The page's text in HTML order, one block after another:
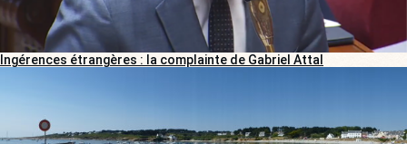
Ingérences étrangères : la complainte de Gabriel Attal